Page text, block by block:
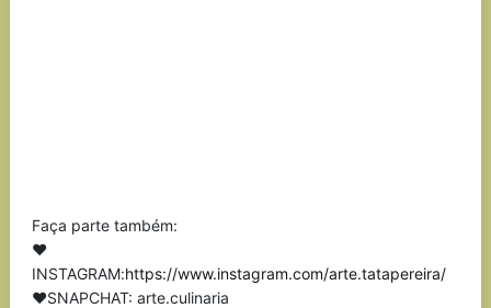
Faça parte também:
❤
INSTAGRAM:https://www.instagram.com/arte.tatapereira/
❤SNAPCHAT: arte.culinaria